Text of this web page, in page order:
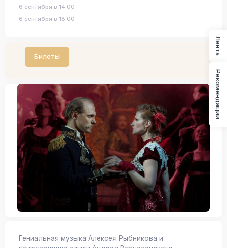
6 сентября в 14:00
6 сентября в 18:00
Билеты
Гениальная музыка Алексея Рыбникова и
Лента
Рекомендации